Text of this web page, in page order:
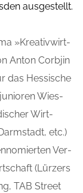
ausgestellt.
»Krea­tiv­wirt­
Anton Corb­jin
das Hes­si­sche
Wies­
Wirt­
etc.)
Ver­
(Lür­zers
TAB Street